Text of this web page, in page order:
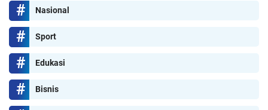
Nasional
Sport
Edukasi
Bisnis